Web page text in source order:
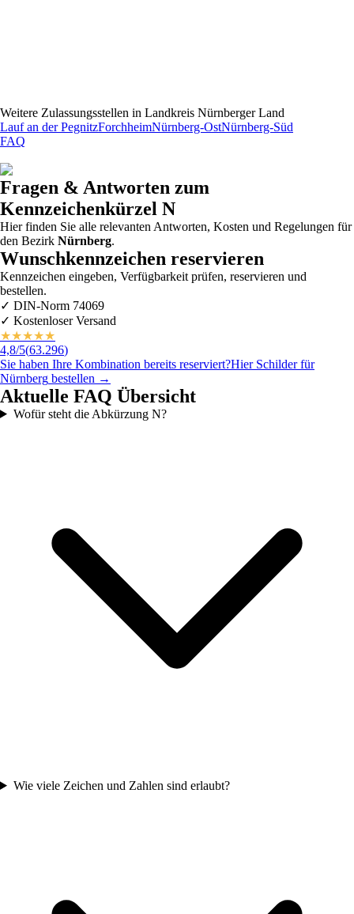
Weitere Zulassungsstellen in Landkreis Nürnberger Land
Lauf an der PegnitzForchheimNürnberg-OstNürnberg-Süd
FAQ
Fragen & Antworten zum
Kennzeichenkürzel N
Hier finden Sie alle relevanten Antworten, Kosten und Regelungen für
den Bezirk Nürnberg.
Wunschkennzeichen reservieren
Kennzeichen eingeben, Verfügbarkeit prüfen, reservieren und
bestellen.
✓ DIN-Norm 74069
✓ Kostenloser Versand
★★★★★
4,8/5(63.296)
Sie haben Ihre Kombination bereits reserviert?Hier Schilder für
Nürnberg bestellen →
Aktuelle FAQ Übersicht
Wofür steht die Abkürzung N?
Wie viele Zeichen und Zahlen sind erlaubt?